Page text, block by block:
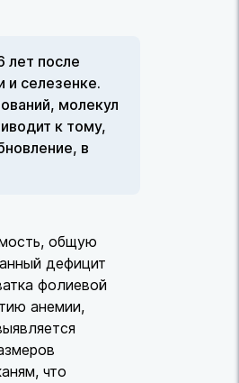
лет после
и селезенке.
молекул
к тому,
в
общую
дефицит
фолиевой
анемии,
что